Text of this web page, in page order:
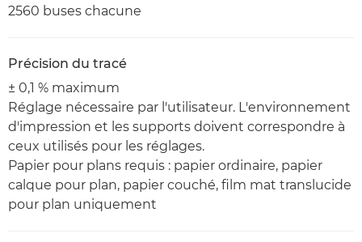
2560 buses chacune
Précision du tracé
± 0,1 % maximum
Réglage nécessaire par l'utilisateur. L'environnement
d'impression et les supports doivent correspondre à
ceux utilisés pour les réglages.
Papier pour plans requis : papier ordinaire, papier
calque pour plan, papier couché, film mat translucide
pour plan uniquement